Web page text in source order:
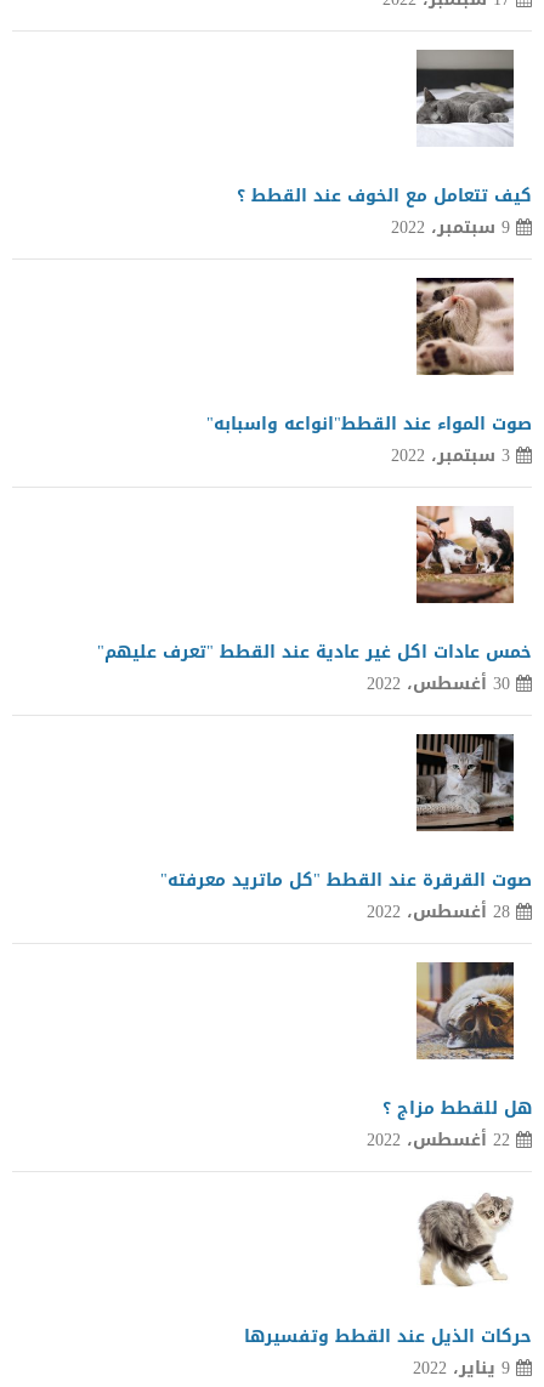
كيف تتعامل مع الخوف عند القطط ؟
9 سبتمبر، 2022
صوت المواء عند القطط"انواعه واسبابه"
3 سبتمبر، 2022
خمس عادات اكل غير عادية عند القطط "تعرف عليهم"
30 أغسطس، 2022
صوت القرقرة عند القطط "كل ماتريد معرفته"
28 أغسطس، 2022
هل للقطط مزاج ؟
22 أغسطس، 2022
حركات الذيل عند القطط وتفسيرها
9 يناير، 2022